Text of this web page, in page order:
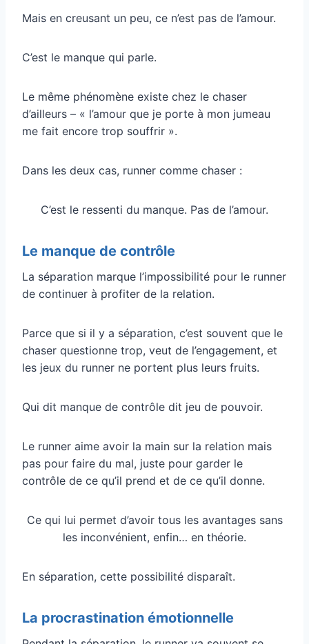
Mais en creusant un peu, ce n’est pas de l’amour.
C’est le manque qui parle.
Le même phénomène existe chez le chaser
d’ailleurs – « l’amour que je porte à mon jumeau
me fait encore trop souffrir ».
Dans les deux cas, runner comme chaser :
C’est le ressenti du manque. Pas de l’amour.
Le manque de contrôle
La séparation marque l’impossibilité pour le runner
de continuer à profiter de la relation.
Parce que si il y a séparation, c’est souvent que le
chaser questionne trop, veut de l’engagement, et
les jeux du runner ne portent plus leurs fruits.
Qui dit manque de contrôle dit jeu de pouvoir.
Le runner aime avoir la main sur la relation mais
pas pour faire du mal, juste pour garder le
contrôle de ce qu’il prend et de ce qu’il donne.
Ce qui lui permet d’avoir tous les avantages sans
les inconvénient, enfin… en théorie.
En séparation, cette possibilité disparaît.
La procrastination émotionnelle